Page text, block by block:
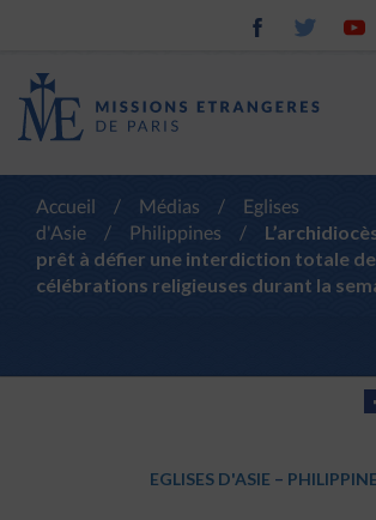
Accueil / Médias /
Eglises
d'Asie
/ Philippines /
prêt à défier une interdiction totale
célébrations religieuses durant la
EGLISES D'ASIE –